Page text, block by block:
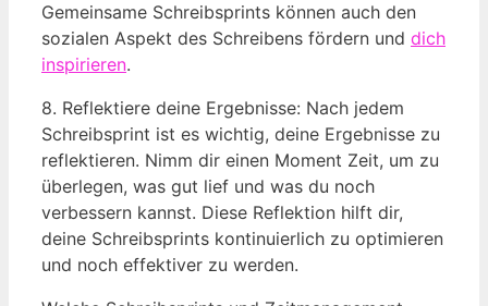
Gemeinsame​ Schreibsprints können auch den
sozialen Aspekt des‍ Schreibens ⁢fördern und dich
inspirieren.
8. Reflektiere deine Ergebnisse: Nach jedem
‌Schreibsprint ⁢ist es wichtig, deine Ergebnisse zu
reflektieren. Nimm dir einen Moment Zeit, um zu
überlegen, was gut ⁤lief und was ​du noch
verbessern kannst. Diese Reflektion ‌hilft⁤ dir,
deine Schreibsprints kontinuierlich zu optimieren
und noch effektiver zu werden.